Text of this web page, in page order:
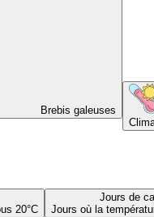
Brebis galeuses
20°C
Jours de
Jours où la